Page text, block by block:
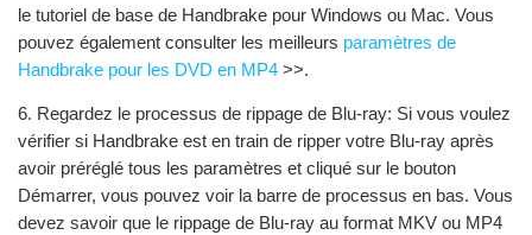
le tutoriel de base de Handbrake pour Windows ou Mac. Vous
pouvez également consulter les meilleurs paramètres de
Handbrake pour les DVD en MP4 >>.
6. Regardez le processus de rippage de Blu-ray: Si vous voulez
vérifier si Handbrake est en train de ripper votre Blu-ray après
avoir préréglé tous les paramètres et cliqué sur le bouton
Démarrer, vous pouvez voir la barre de processus en bas. Vous
devez savoir que le rippage de Blu-ray au format MKV ou MP4